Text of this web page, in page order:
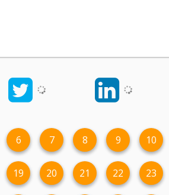
6 7 8 9 10
19 20 21 22 23